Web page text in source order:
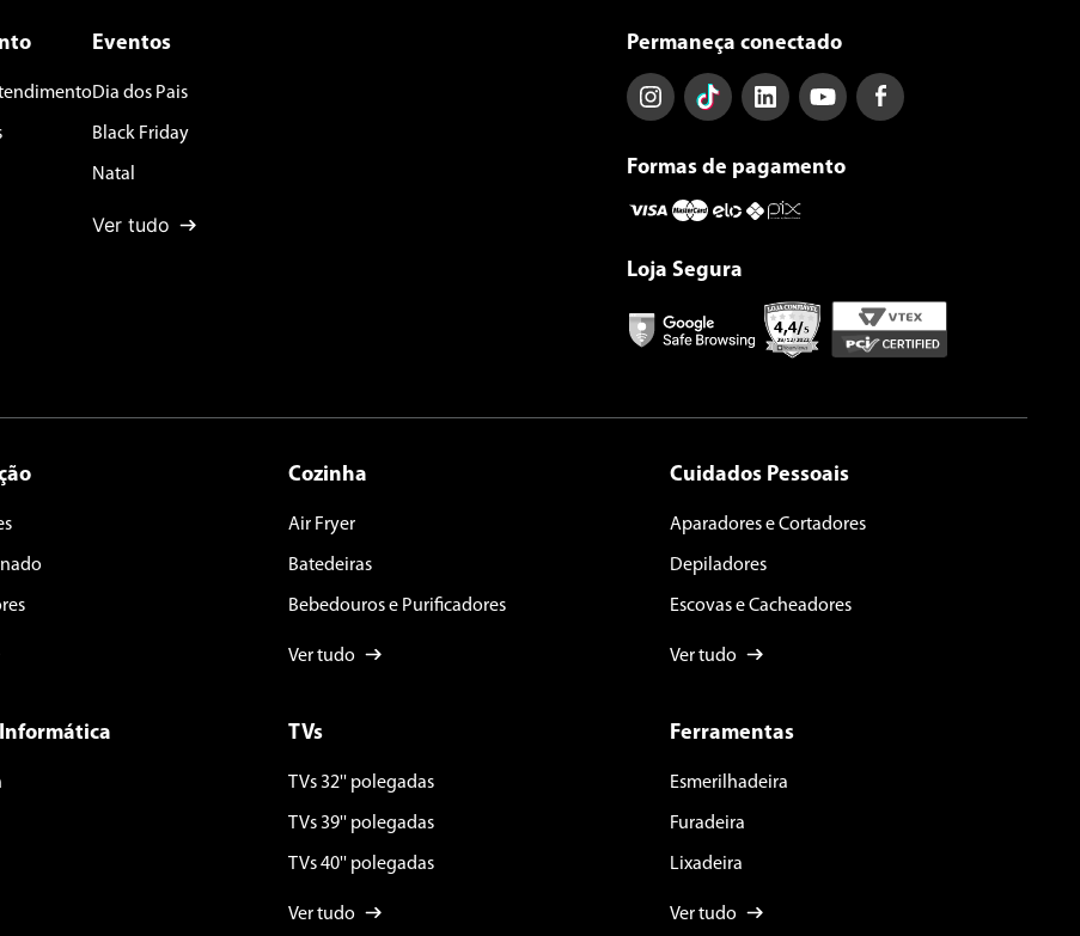
Eventos
Dia dos Pais
Black Friday
Natal
Ver tudo
Permaneça conectado
Formas de pagamento
Loja Segura
Cozinha
Air Fryer
Batedeiras
Bebedouros e Purificadores
Ver tudo
Cuidados Pessoais
Aparadores e Cortadores
Depiladores
Escovas e Cacheadores
Ver tudo
TVs
TVs 32'' polegadas
TVs 39'' polegadas
TVs 40'' polegadas
Ver tudo
Ferramentas
Esmerilhadeira
Furadeira
Lixadeira
Ver tudo